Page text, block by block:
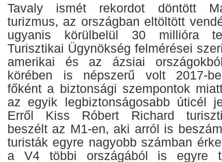
Tavaly ismét rekordot döntött
turizmus, az országban eltöltött
ugyanis körülbelül 30 millióra
Turisztikai Ügynökség felmérései
amerikai és az ázsiai
körében is népszerű volt 2017-
főként a biztonsági szempontok
az egyik legbiztonságosabb úticél
Erről Kiss Róbert Richard
beszélt az M1-en, aki arról is
turisták egyre nagyobb számban
a V4 többi országából is egyre